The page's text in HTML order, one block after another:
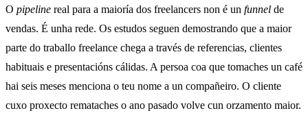
O pipeline real para a maioría dos freelancers non é un funnel de
vendas. É unha rede. Os estudos seguen demostrando que a maior
parte do traballo freelance chega a través de referencias, clientes
habituais e presentacións cálidas. A persoa coa que tomaches un café
hai seis meses menciona o teu nome a un compañeiro. O cliente
cuxo proxecto remataches o ano pasado volve cun orzamento maior.